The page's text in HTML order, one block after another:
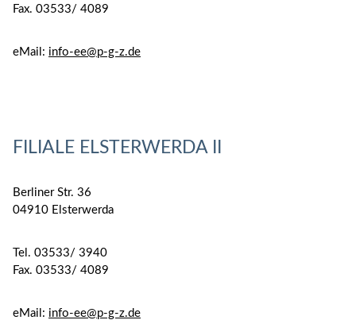
Fax. 03533/ 4089
eMail: info-ee@p-g-z.de
FILIALE ELSTERWERDA II
Berliner Str. 36
04910 Elsterwerda
Tel. 03533/ 3940
Fax. 03533/ 4089
eMail: info-ee@p-g-z.de